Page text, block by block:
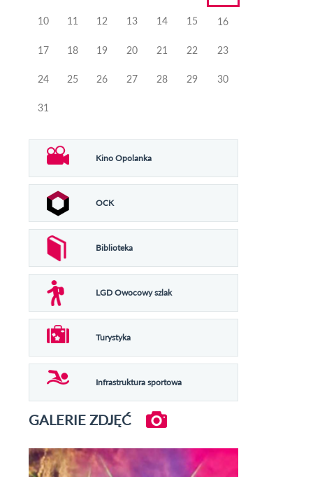
10 11 12 13 14 15 16
17 18 19 20 21 22 23
24 25 26 27 28 29 30
31
Kino Opolanka
OCK
Biblioteka
LGD Owocowy szlak
Turystyka
Infrastruktura sportowa
GALERIE ZDJĘĆ